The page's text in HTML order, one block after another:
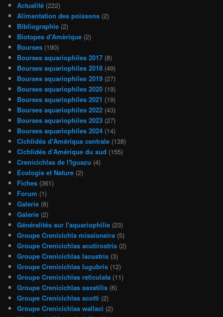
Actualité (222)
Alimentation des poissons (2)
Bibliographie (2)
Biotopes d'Amèrique (2)
Bourses (190)
Bourses aquariophiles 2017 (8)
Bourses aquariophiles 2018 (49)
Bourses aquariophiles 2019 (27)
Bourses aquariophiles 2020 (19)
Bourses aquariophiles 2021 (19)
Bourses aquariophiles 2022 (43)
Bourses aquariophiles 2023 (27)
Bourses aquariophiles 2024 (14)
Cichlidés d'Amérique centrale (138)
Cichlidés d’Amérique du sud (155)
Crenicichlas de l'Iguazu (4)
Ecologie et Nature (2)
Fiches (361)
Forum (1)
Galerie (8)
Galerie (2)
Généralités sur l'aquariophilie (23)
Groupe Crenicichla missioneira (5)
Groupe Crenicichlas acutirostris (2)
Groupe Crenicichlas lacustris (3)
Groupe Crenicichlas lugubris (12)
Groupe Crenicichlas reticulata (11)
Groupe Crenicichlas saxatilis (6)
Groupe Crenicichlas scotti (2)
Groupe Crenicichlas wallaci (2)